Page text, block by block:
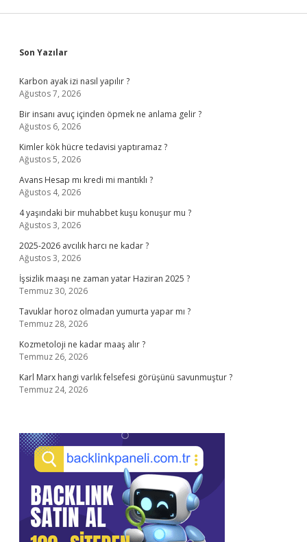
Sidebar
Son Yazılar
Karbon ayak izi nasıl yapılır ?
Ağustos 7, 2026
Bir insanı avuç içinden öpmek ne anlama gelir ?
Ağustos 6, 2026
Kimler kök hücre tedavisi yaptıramaz ?
Ağustos 5, 2026
Avans Hesap mı kredi mi mantıklı ?
Ağustos 4, 2026
4 yaşındaki bir muhabbet kuşu konuşur mu ?
Ağustos 3, 2026
2025-2026 avcılık harcı ne kadar ?
Ağustos 3, 2026
İşsizlik maaşı ne zaman yatar Haziran 2025 ?
Temmuz 30, 2026
Tavuklar horoz olmadan yumurta yapar mı ?
Temmuz 28, 2026
Kozmetoloji ne kadar maaş alır ?
Temmuz 26, 2026
Karl Marx hangi varlık felsefesi görüşünü savunmuştur ?
Temmuz 24, 2026